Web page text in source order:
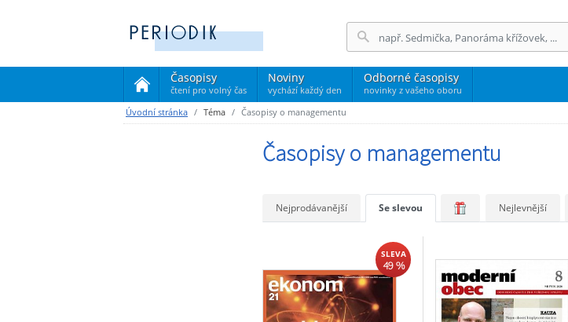
Časopisy
čtení pro volný čas
(current)
Noviny
vychází každý den
Odborné časopisy
novinky z vašeho oboru
Úvodní stránka Téma Časopisy o managementu
Časopisy o managementu
Nejprodávanější Se slevou Nejlevnější
SLEVA
49 %